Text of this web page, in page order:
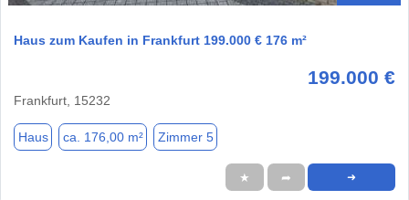
Haus zum Kaufen in Frankfurt 199.000 € 176 m²
199.000 €
Frankfurt, 15232
Haus ca. 176,00 m² Zimmer 5
★ ➦ ➜